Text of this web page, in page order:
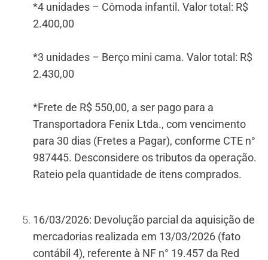
*4 unidades – Cômoda infantil. Valor total: R$
2.400,00
*3 unidades – Berço mini cama. Valor total: R$
2.430,00
*Frete de R$ 550,00, a ser pago para a
Transportadora Fenix Ltda., com vencimento
para 30 dias (Fretes a Pagar), conforme CTE n°
987445. Desconsidere os tributos da operação.
Rateio pela quantidade de itens comprados.
16/03/2026: Devolução parcial da aquisição de
mercadorias realizada em 13/03/2026 (fato
contábil 4), referente à NF n° 19.457 da Red